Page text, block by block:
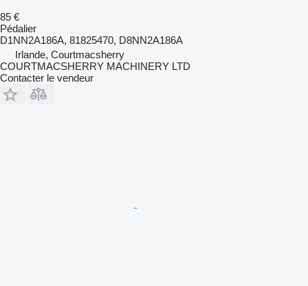
85 €
Pédalier
D1NN2A186A, 81825470, D8NN2A186A
Irlande, Courtmacsherry
COURTMACSHERRY MACHINERY LTD
Contacter le vendeur